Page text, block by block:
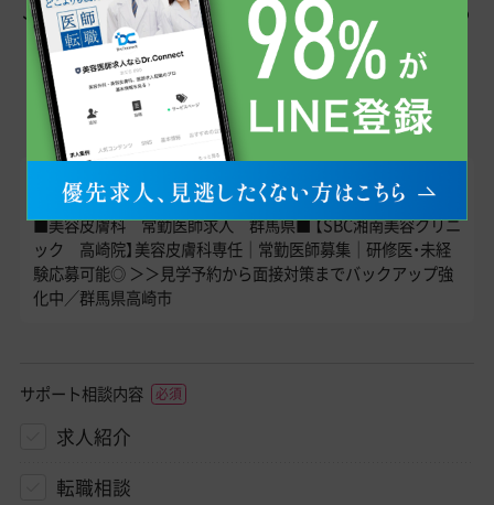
メール・ LINEで
転職エージェントが直接お答えします！
求人ID 000312056SH1
■美容皮膚科 常勤医師求人 群馬県■ 【SBC湘南美容クリニ
ック 高崎院】美容皮膚科専任｜常勤医師募集｜研修医・未経
験応募可能◎ ＞＞見学予約から面接対策までバックアップ強
化中／群馬県高崎市
サポート相談内容
求人紹介
転職相談